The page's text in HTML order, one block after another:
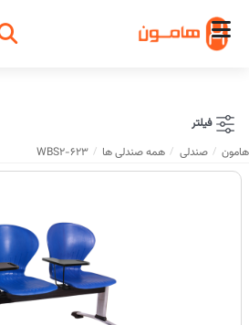
فیلتر
هامون
صندلی همه صندلی ها WBS2-623